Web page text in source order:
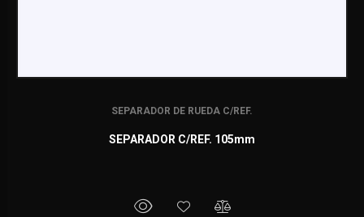
SEPARADOR DE RUEDA C/REF.
SEPARADOR C/REF. 105mm